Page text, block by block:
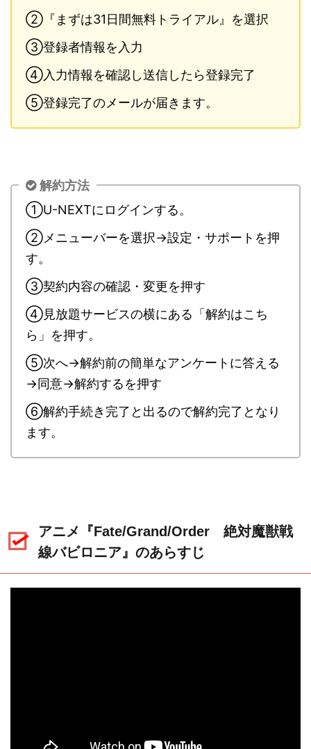
②『まずは31日間無料トライアル』を選択
③登録者情報を入力
④入力情報を確認し送信したら登録完了
⑤登録完了のメールが届きます。
解約方法
①U-NEXTにログインする。
②メニューバーを選択→設定・サポートを押
す。
③契約内容の確認・変更を押す
④見放題サービスの横にある「解約はこち
ら」を押す。
⑤次へ→解約前の簡単なアンケートに答える
→同意→解約するを押す
⑥解約手続き完了と出るので解約完了となり
ます。
アニメ『Fate/Grand/Order 絶対魔獣戦
線バビロニア』のあらすじ